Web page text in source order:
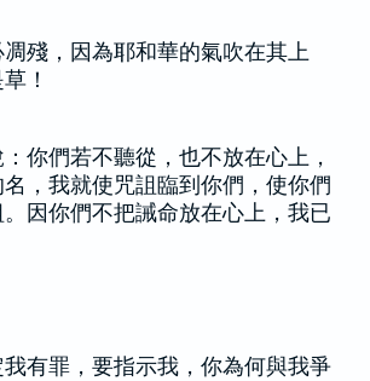
殘，因為耶和華的氣吹在其上
！
你們若不聽從，也不放在心上，
，我就使咒詛臨到你們，使你們
因你們不把誡命放在心上，我已
有罪，要指示我，你為何與我爭